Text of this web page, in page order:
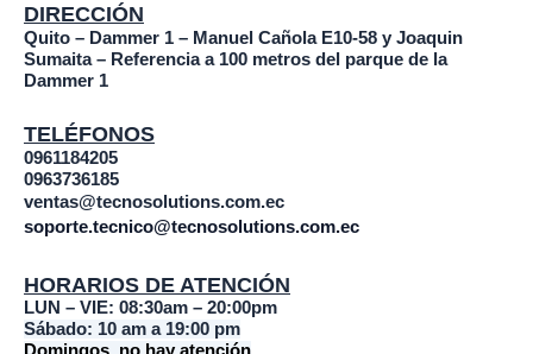
DIRECCIÓN
Quito – Dammer 1 – Manuel Cañola E10-58 y Joaquin
Sumaita – Referencia a 100 metros del parque de la
Dammer 1
TELÉFONOS
0961184205
0963736185
ventas@tecnosolutions.com.ec
soporte.tecnico@tecnosolutions.com.ec
HORARIOS DE ATENCIÓN
LUN – VIE: 08:30am – 20:00pm
Sábado: 10 am a 19:00 pm
Domingos no hay atención